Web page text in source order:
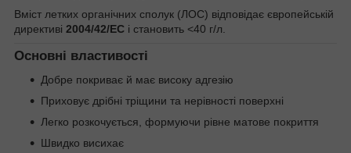
Вміст летких органічних сполук (ЛОС) відповідає європейській
директиві 2004/42/EC і становить <40 г/л.
Основні властивості
Добре покриває й має високу адгезію
Приховує дрібні тріщини та нерівності поверхні
Легко розкочується, формуючи рівне матове покриття
Швидко висихає